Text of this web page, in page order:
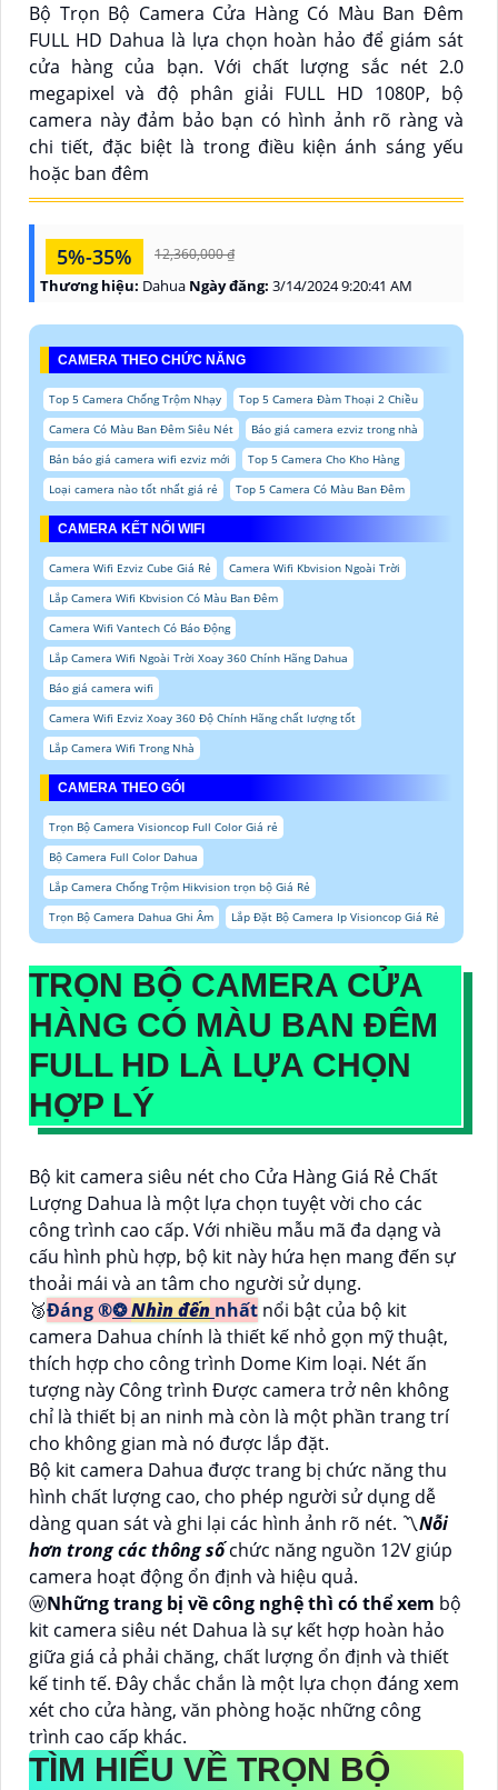
Bộ Trọn Bộ Camera Cửa Hàng Có Màu Ban Đêm
FULL HD Dahua là lựa chọn hoàn hảo để giám sát
cửa hàng của bạn. Với chất lượng sắc nét 2.0
megapixel và độ phân giải FULL HD 1080P, bộ
camera này đảm bảo bạn có hình ảnh rõ ràng và
chi tiết, đặc biệt là trong điều kiện ánh sáng yếu
hoặc ban đêm
5%-35% 12,360,000 ₫
Thương hiệu: Dahua Ngày đăng: 3/14/2024 9:20:41 AM
CAMERA THEO CHỨC NĂNG
Top 5 Camera Chống Trộm Nhạy
Top 5 Camera Đàm Thoại 2 Chiều
Camera Có Màu Ban Đêm Siêu Nét
Báo giá camera ezviz trong nhà
Bản báo giá camera wifi ezviz mới
Top 5 Camera Cho Kho Hàng
Loại camera nào tốt nhất giá rẻ
Top 5 Camera Có Màu Ban Đêm
CAMERA KẾT NỐI WIFI
Camera Wifi Ezviz Cube Giá Rẻ
Camera Wifi Kbvision Ngoài Trời
Lắp Camera Wifi Kbvision Có Màu Ban Đêm
Camera Wifi Vantech Có Báo Động
Lắp Camera Wifi Ngoài Trời Xoay 360 Chính Hãng Dahua
Báo giá camera wifi
Camera Wifi Ezviz Xoay 360 Độ Chính Hãng chất lượng tốt
Lắp Camera Wifi Trong Nhà
CAMERA THEO GÓI
Trọn Bộ Camera Visioncop Full Color Giá rẻ
Bộ Camera Full Color Dahua
Lắp Camera Chống Trộm Hikvision trọn bộ Giá Rẻ
Trọn Bộ Camera Dahua Ghi Âm
Lắp Đặt Bộ Camera Ip Visioncop Giá Rẻ
TRỌN BỘ CAMERA CỬA
HÀNG CÓ MÀU BAN ĐÊM
FULL HD LÀ LỰA CHỌN
HỢP LÝ
Bộ kit camera siêu nét cho Cửa Hàng Giá Rẻ Chất
Lượng Dahua là một lựa chọn tuyệt vời cho các
công trình cao cấp. Với nhiều mẫu mã đa dạng và
cấu hình phù hợp, bộ kit này hứa hẹn mang đến sự
thoải mái và an tâm cho người sử dụng.
🥉Đáng ®️❂Nhìn đến nhất nổi bật của bộ kit
camera Dahua chính là thiết kế nhỏ gọn mỹ thuật,
thích hợp cho công trình Dome Kim loại. Nét ấn
tượng này Công trình Được camera trở nên không
chỉ là thiết bị an ninh mà còn là một phần trang trí
cho không gian mà nó được lắp đặt.
Bộ kit camera Dahua được trang bị chức năng thu
hình chất lượng cao, cho phép người sử dụng dễ
dàng quan sát và ghi lại các hình ảnh rõ nét. 〽Nỗi
hơn trong các thông sốchức năng nguồn 12V giúp
camera hoạt động ổn định và hiệu quả.
ⓦNhững trang bị về công nghệ thì có thể xem bộ
kit camera siêu nét Dahua là sự kết hợp hoàn hảo
giữa giá cả phải chăng, chất lượng ổn định và thiết
kế tinh tế. Đây chắc chắn là một lựa chọn đáng xem
xét cho cửa hàng, văn phòng hoặc những công
trình cao cấp khác.
TÌM HIỂU VỀ TRỌN BỘ